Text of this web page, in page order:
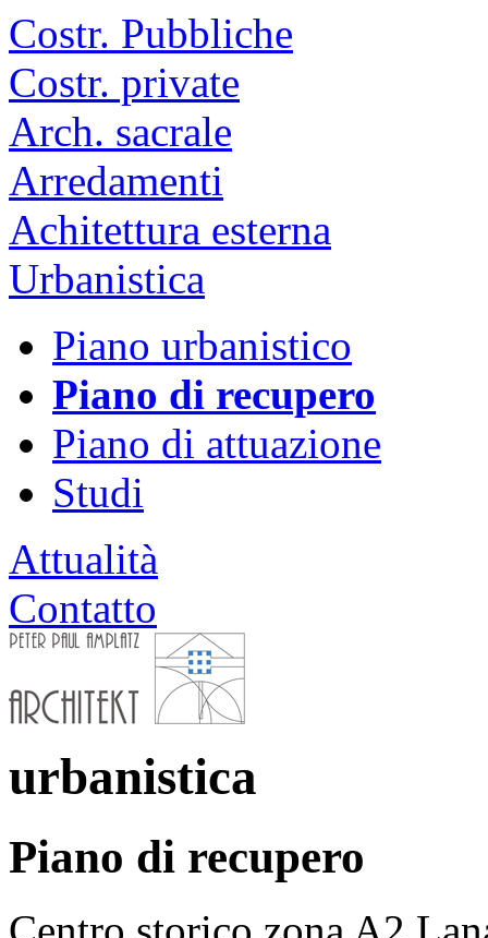
Costr. Pubbliche
Costr. private
Arch. sacrale
Arredamenti
Achitettura esterna
Urbanistica
Piano urbanistico
Piano di recupero
Piano di attuazione
Studi
Attualità
Contatto
urbanistica
Piano di recupero